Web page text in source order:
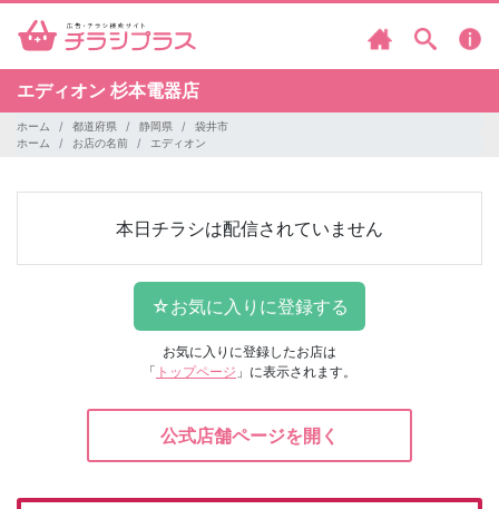
エディオン 杉本電器店
ホーム 都道府県 静岡県
袋井市
ホーム
お店の名前 エディオン
本日チラシは配信されていません
お気に入りに登録したお店は
「 トップページ 」に表示されます。
公式店舗ページを開く